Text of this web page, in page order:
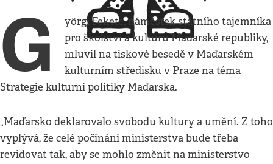
G
yörgi Fekete, náměstek státního tajemníka
pro školství a kulturu Maďarské republiky,
mluvil na tiskové besedě v Maďarském
kulturním středisku v Praze na téma
Strategie kulturní politiky Maďarska.
„Maďarsko deklarovalo svobodu kultury a umění. Z toho
vyplývá, že celé počínání ministerstva bude třeba
revidovat tak, aby se mohlo změnit na ministerstvo